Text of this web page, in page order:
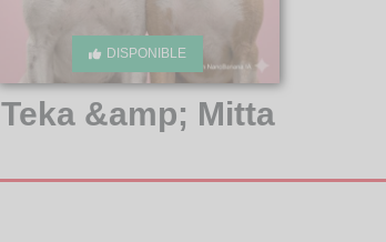
DISPONIBLE
Teka &amp; Mitta